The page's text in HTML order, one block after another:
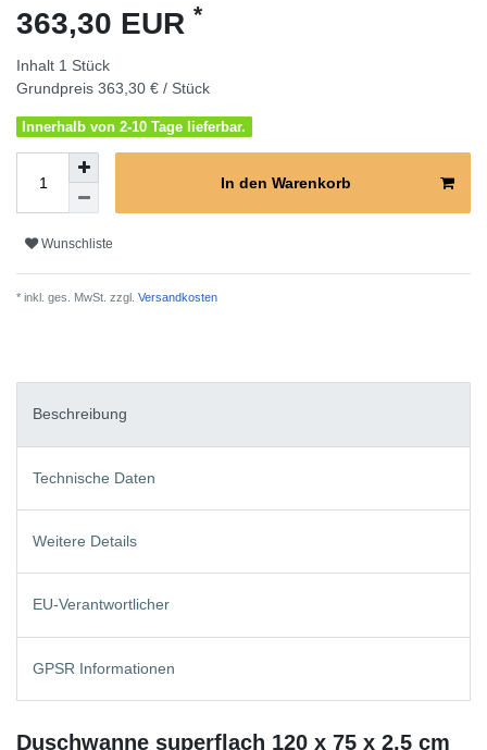
363,30 EUR *
Inhalt 1 Stück
Grundpreis 363,30 € / Stück
Innerhalb von 2-10 Tage lieferbar.
In den Warenkorb
Wunschliste
* inkl. ges. MwSt. zzgl. Versandkosten
Beschreibung
Technische Daten
Weitere Details
EU-Verantwortlicher
GPSR Informationen
Duschwanne superflach 120 x 75 x 2,5 cm